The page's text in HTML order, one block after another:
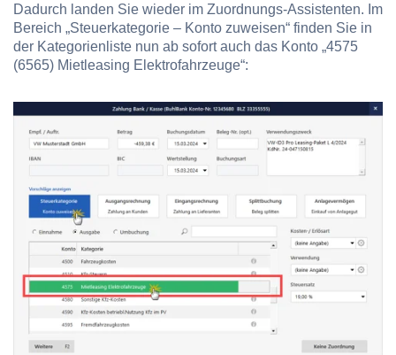
Dadurch landen Sie wieder im Zuordnungs-Assistenten. Im
Bereich „Steuerkategorie – Konto zuweisen“ finden Sie in
der Kategorienliste nun ab sofort auch das Konto „4575
(6565) Mietleasing Elektrofahrzeuge“: